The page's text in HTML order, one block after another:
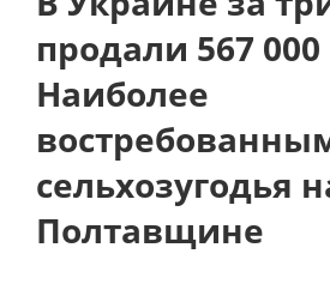
продали 567
Наиболее
сельхозугодья
Полтавщине